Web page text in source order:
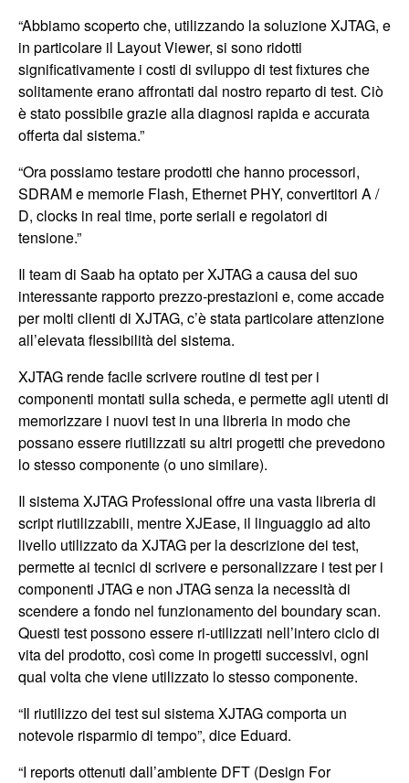
“Abbiamo scoperto che, utilizzando la soluzione XJTAG, e
in particolare il Layout Viewer, si sono ridotti
significativamente i costi di sviluppo di test fixtures che
solitamente erano affrontati dal nostro reparto di test. Ciò
è stato possibile grazie alla diagnosi rapida e accurata
offerta dal sistema.”
“Ora possiamo testare prodotti che hanno processori,
SDRAM e memorie Flash, Ethernet PHY, convertitori A /
D, clocks in real time, porte seriali e regolatori di
tensione.”
Il team di Saab ha optato per XJTAG a causa del suo
interessante rapporto prezzo-prestazioni e, come accade
per molti clienti di XJTAG, c’è stata particolare attenzione
all’elevata flessibilità del sistema.
XJTAG rende facile scrivere routine di test per i
componenti montati sulla scheda, e permette agli utenti di
memorizzare i nuovi test in una libreria in modo che
possano essere riutilizzati su altri progetti che prevedono
lo stesso componente (o uno similare).
Il sistema XJTAG Professional offre una vasta libreria di
script riutilizzabili, mentre XJEase, il linguaggio ad alto
livello utilizzato da XJTAG per la descrizione dei test,
permette ai tecnici di scrivere e personalizzare i test per i
componenti JTAG e non JTAG senza la necessità di
scendere a fondo nel funzionamento del boundary scan.
Questi test possono essere ri-utilizzati nell’intero ciclo di
vita del prodotto, così come in progetti successivi, ogni
qual volta che viene utilizzato lo stesso componente.
“Il riutilizzo dei test sul sistema XJTAG comporta un
notevole risparmio di tempo”, dice Eduard.
“I reports ottenuti dall’ambiente DFT (Design For